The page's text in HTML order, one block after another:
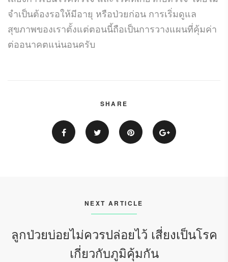
จำเป็นต้องรอให้มีอายุ หรือป่วยก่อน การเริ่มดูแล
สุขภาพของเราตั้งแต่ตอนนี้ถือเป็นการวางแผนที่คุ้มค่า
ต่ออนาคตแน่นอนครับ
SHARE
NEXT ARTICLE
ลูกป่วยบ่อยไม่ควรปล่อยไว้ เสี่ยงเป็นโรค
เกี่ยวกับภูมิคุ้มกัน